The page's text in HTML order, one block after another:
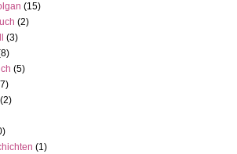
(15)
(2)
(3)
(5)
(2)
(1)